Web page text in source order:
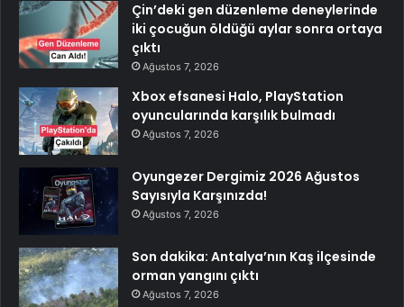
Çin’deki gen düzenleme deneylerinde
iki çocuğun öldüğü aylar sonra ortaya
çıktı
Ağustos 7, 2026
Xbox efsanesi Halo, PlayStation
oyuncularında karşılık bulmadı
Ağustos 7, 2026
Oyungezer Dergimiz 2026 Ağustos
Sayısıyla Karşınızda!
Ağustos 7, 2026
Son dakika: Antalya’nın Kaş ilçesinde
orman yangını çıktı
Ağustos 7, 2026